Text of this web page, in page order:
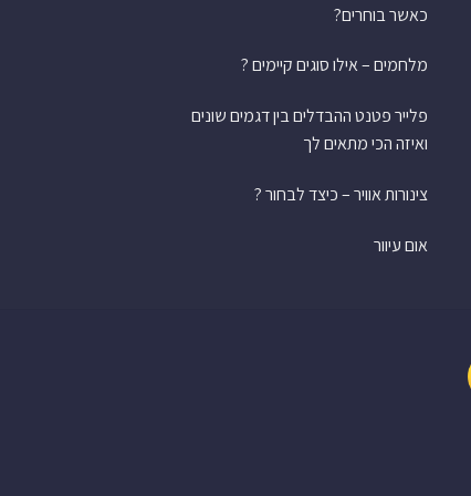
כאשר בוחרים?
מלחמים – אילו סוגים קיימים ?
פלייר פטנט ההבדלים בין דגמים שונים
ואיזה הכי מתאים לך
צינורות אוויר – כיצד לבחור ?
אום עיוור